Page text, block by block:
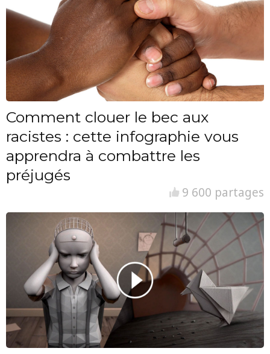
Comment clouer le bec aux
racistes : cette infographie vous
apprendra à combattre les
préjugés
9 600 partages